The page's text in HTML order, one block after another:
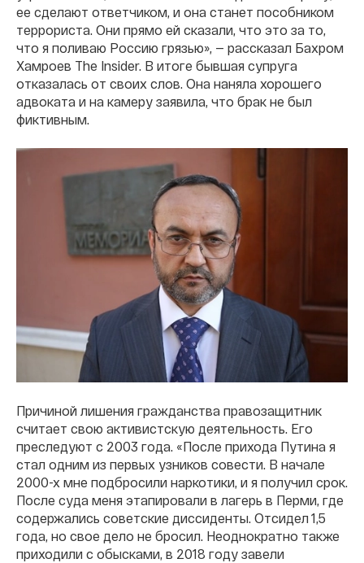
ее сделают ответчиком, и она станет пособником
террориста. Они прямо ей сказали, что это за то,
что я поливаю Россию грязью», — рассказал Бахром
Хамроев The Insider. В итоге бывшая супруга
отказалась от своих слов. Она наняла хорошего
адвоката и на камеру заявила, что брак не был
фиктивным.
Причиной лишения гражданства правозащитник
считает свою активистскую деятельность. Его
преследуют с 2003 года. «После прихода Путина я
стал одним из первых узников совести. В начале
2000-х мне подбросили наркотики, и я получил срок.
После суда меня этапировали в лагерь в Перми, где
содержались советские диссиденты. Отсидел 1,5
года, но свое дело не бросил. Неоднократно также
приходили с обысками, в 2018 году завели